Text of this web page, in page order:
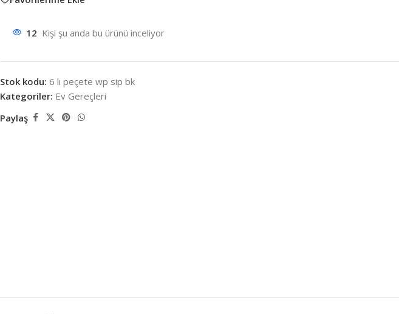
12 Kişi şu anda bu ürünü inceliyor
Stok kodu: 6 lı peçete wp sip bk
Kategoriler: Ev Gereçleri
Paylaş